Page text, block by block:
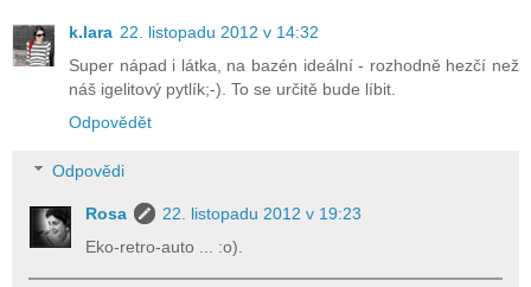
k.lara 22. listopadu 2012 v 14:32
Super nápad i látka, na bazén ideální - rozhodně hezčí než
náš igelitový pytlík;-). To se určitě bude líbit.
Odpovědět
Odpovědi
Rosa
22. listopadu 2012 v 19:23
Eko-retro-auto ... :o).